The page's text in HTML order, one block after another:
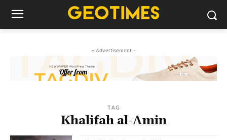
- Advertisement -
TAG
Khalifah al-Amin